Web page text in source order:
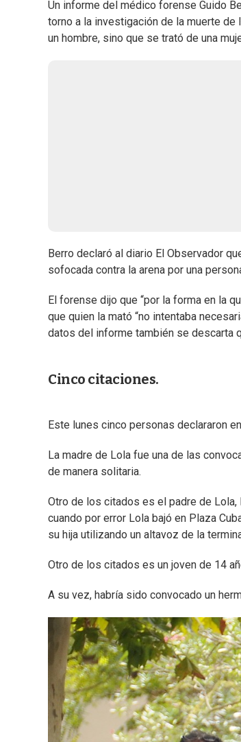
Un informe del médico forense Guido
torno a la investigación de la muerte de
un hombre, sino que se trató de una
Berro declaró al diario El Observador
sofocada contra la arena por una
El forense dijo que “por la forma en la
que quien la mató “no intentaba
datos del informe también se descarta
Cinco citaciones.
Este lunes cinco personas declararon
La madre de Lola fue una de las
de manera solitaria.
Otro de los citados es el padre de Lola,
cuando por error Lola bajó en Plaza
su hija utilizando un altavoz de la
Otro de los citados es un joven de 14
A su vez, habría sido convocado un